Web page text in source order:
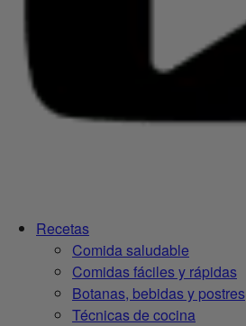
Recetas
Comida saludable
Comidas fáciles y rápidas
Botanas, bebidas y postres
Técnicas de cocina